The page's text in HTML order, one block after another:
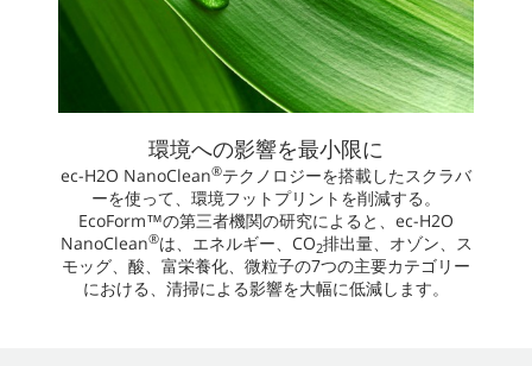
環境への影響を最小限に
ec-H2O NanoClean®テクノロジーを搭載したスクラバ
ーを使って、環境フットプリントを削減する。
EcoForm™の第三者機関の研究によると、ec-H2O
NanoClean®は、エネルギー、CO2排出量、オゾン、ス
モッグ、酸、富栄養化、微粒子の7つの主要カテゴリー
における、清掃による影響を大幅に低減します。